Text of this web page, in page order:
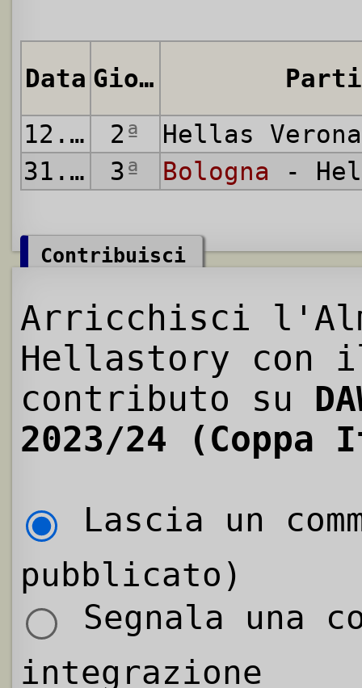
Data Giornata
12.08.2023
2ª
Hellas
31.10.2023
3ª Bologna -
Contribuisci
Arricchisci
Hellastory con
contributo su
2023/24
Lascia un
pubblicato)
Segnala una
integrazione